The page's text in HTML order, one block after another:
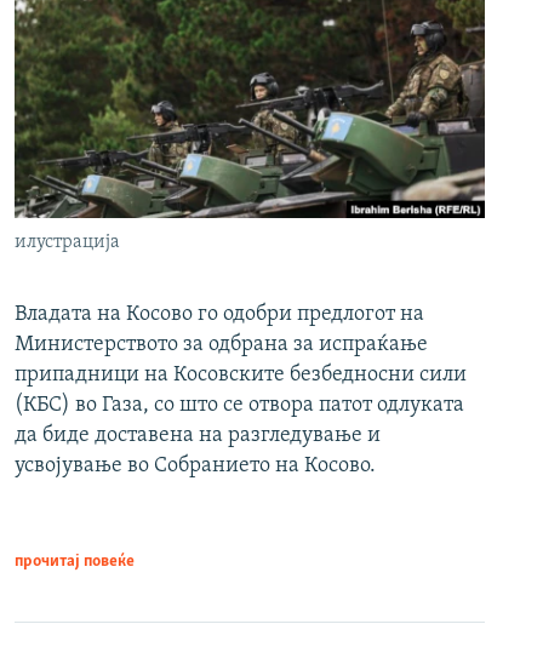
илустрација
Владата на Косово го одобри предлогот на
Министерството за одбрана за испраќање
припадници на Косовските безбедносни сили
(КБС) во Газа, со што се отвора патот одлуката
да биде доставена на разгледување и
усвојување во Собранието на Косово.
прочитај повеќе